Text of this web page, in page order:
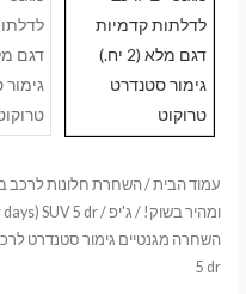
עמוד הבית/השחרת חלונות לרכב
ומהיר בשוק! / ג'יפ /
SUV 5 dr
5 dr